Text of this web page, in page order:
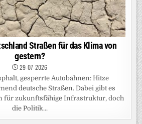
Straßen für das Klima von
gestern?
29-07-2026
gesperrte Autobahnen: Hitze
deutsche Straßen. Dabei gibt es
für zukunftsfähige Infrastruktur, doch
die Politik...